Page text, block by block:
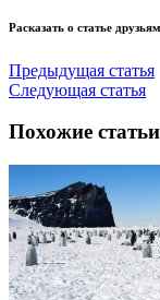
Расказать о статье друзьям
Предыдущая статья
Следующая статья
Похожие статьи